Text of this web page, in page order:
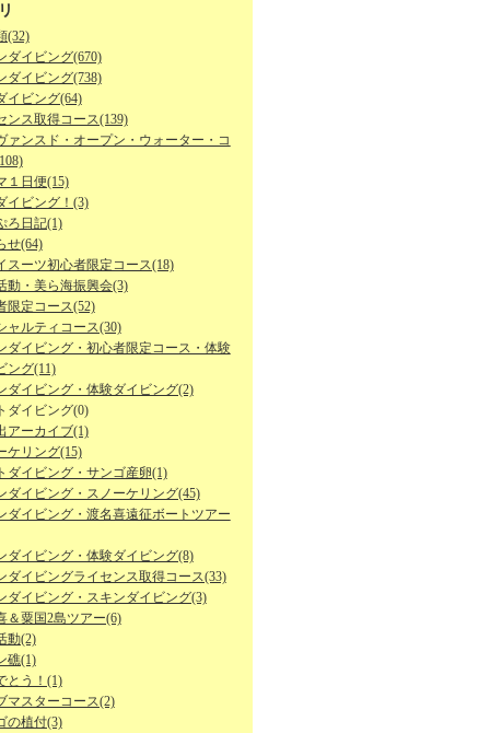
(32)
ダイビング(670)
ダイビング(738)
イビング(64)
ンス取得コース(139)
ァンスド・オープン・ウォーター・コ
１日便(15)
イビング！(3)
ろ日記(1)
せ(64)
スーツ初心者限定コース(18)
動・美ら海振興会(3)
限定コース(52)
ャルティコース(30)
ダイビング・初心者限定コース・体験
ング(11)
ダイビング・体験ダイビング(2)
ダイビング(0)
アーカイブ(1)
ケリング(15)
ダイビング・サンゴ産卵(1)
ダイビング・スノーケリング(45)
ダイビング・渡名喜遠征ボートツアー
ダイビング・体験ダイビング(8)
ダイビングライセンス取得コース(33)
ダイビング・スキンダイビング(3)
＆粟国2島ツアー(6)
動(2)
礁(1)
とう！(1)
マスターコース(2)
の植付(3)